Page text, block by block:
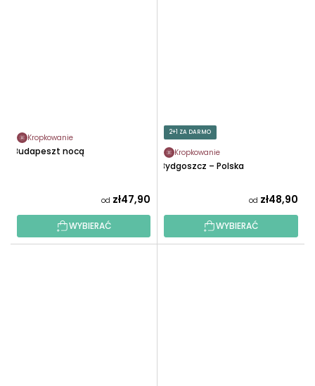
Kropkowanie
Budapeszt nocą
od zł47,90
WYBIERAĆ
2+1 ZA DARMO
Kropkowanie
Bydgoszcz – Polska
od zł48,90
WYBIERAĆ